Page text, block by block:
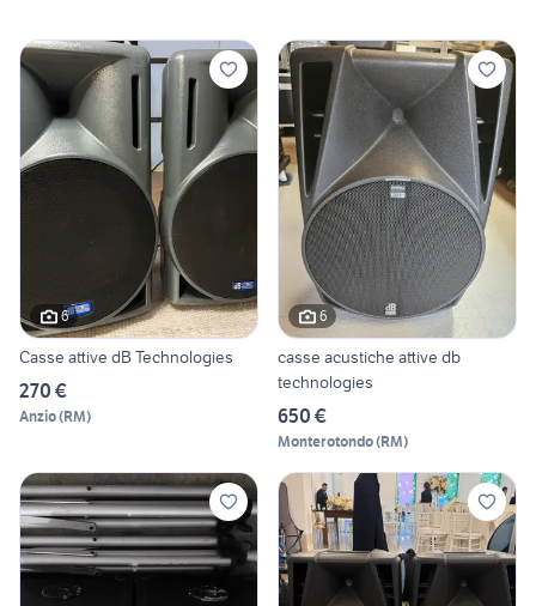
6
Casse attive dB Technologies
270 €
Anzio(RM)
6
casse acustiche attive db
technologies
650 €
Monterotondo(RM)